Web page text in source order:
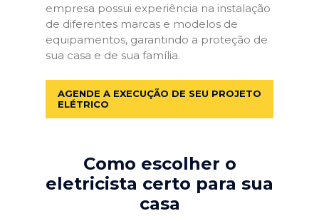
empresa possui experiência na instalação
de diferentes marcas e modelos de
equipamentos, garantindo a proteção de
sua casa e de sua família.
AGENDE A EXECUÇÃO DE SEU PROJETO
ELÉTRICO
Como escolher o
eletricista certo para sua
casa